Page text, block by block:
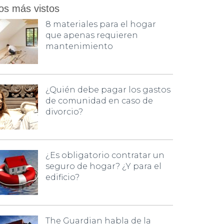
más vistos
8 materiales para el hogar
que apenas requieren
mantenimiento
¿Quién debe pagar los gastos
de comunidad en caso de
divorcio?
¿Es obligatorio contratar un
seguro de hogar? ¿Y para el
edificio?
The Guardian habla de la